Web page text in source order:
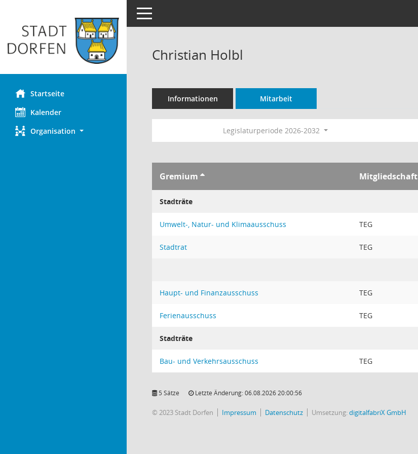
Startseite
Kalender
Organisation
Toggle navigation
Christian Holbl
Informationen Mitarbeit
Legislaturperiode 2026-2032
Gremium Mitgliedschaft
Stadträte
Umwelt-, Natur- und Klimaausschuss TEG
Stadtrat TEG
Haupt- und Finanzausschuss TEG
Ferienausschuss TEG
Stadträte
Bau- und Verkehrsausschuss TEG
5 Sätze Letzte Änderung: 06.08.2026 20:00:56
© 2023 Stadt Dorfen Impressum Datenschutz Umsetzung:digitalfabriX GmbH